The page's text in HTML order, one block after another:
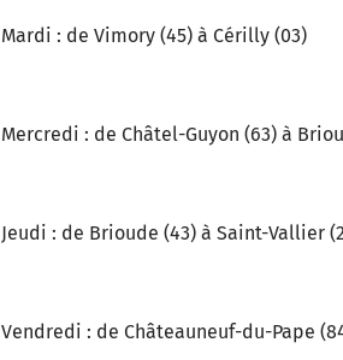
Mardi : de Vimory (45) à Cérilly (03)
Mercredi : de Châtel-Guyon (63) à
Jeudi : de Brioude (43) à Saint-Vallier
Vendredi : de Châteauneuf-du-Pape